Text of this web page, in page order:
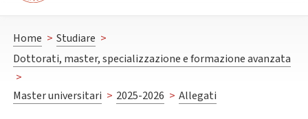
Home > Studiare >
Dottorati, master, specializzazione e formazione avanzata
>
Master universitari > 2025-2026 > Allegati